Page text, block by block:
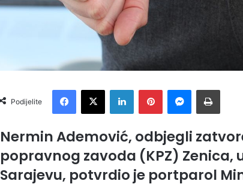
Podijelite
Nermin Ademović, odbjegli
popravnog zavoda (KPZ) Zenica,
Sarajevu, potvrdio je portparol